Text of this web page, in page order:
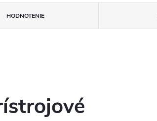
HODNOTENIE